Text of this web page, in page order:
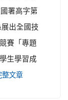
署高字第
出全國技
賽「專題
生學習成
整文章